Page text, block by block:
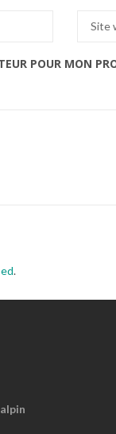
POUR MON
.